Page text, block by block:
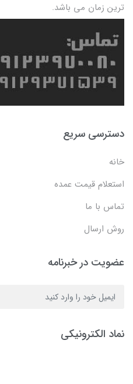
ترین زمان می باشد.
دسترسی سریع
خانه
استعلام قیمت عمده
تماس با ما
روش ارسال
عضویت در خبرنامه
نماد الکترونیکی